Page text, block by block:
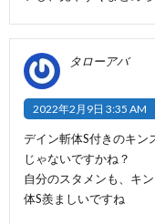
タローアバ
2022年2月9日 3:35 AM
デイン斬体S付きのキン
じゃないですかね？
自分のスタメンも、キ
体S羨ましいですね